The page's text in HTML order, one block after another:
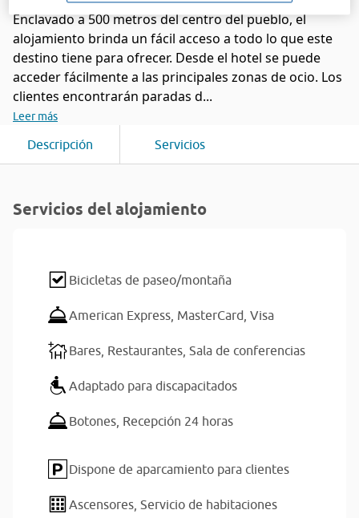
Enclavado a 500 metros del centro del pueblo, el
alojamiento brinda un fácil acceso a todo lo que este
destino tiene para ofrecer. Desde el hotel se puede
acceder fácilmente a las principales zonas de ocio. Los
clientes encontrarán paradas d...
Leer más
Descripción Servicios
Servicios del alojamiento
Bicicletas de paseo/montaña
American Express, MasterCard, Visa
Bares, Restaurantes, Sala de conferencias
Adaptado para discapacitados
Botones, Recepción 24 horas
Dispone de aparcamiento para clientes
Ascensores, Servicio de habitaciones